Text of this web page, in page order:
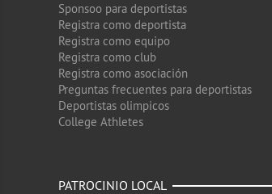
Sponsoo para deportistas
Registra como deportista
Registra como equipo
Registra como club
Registra como asociación
Preguntas frecuentes para deportistas
Deportistas olimpicos
College Athletes
PATROCINIO LOCAL